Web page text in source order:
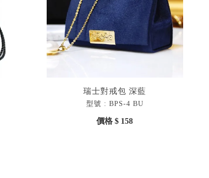
瑞士對戒包 深藍
型號 : BPS-4 BU
價格 $ 158